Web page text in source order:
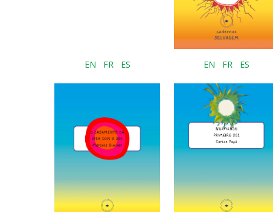
EN FR ES EN FR ES